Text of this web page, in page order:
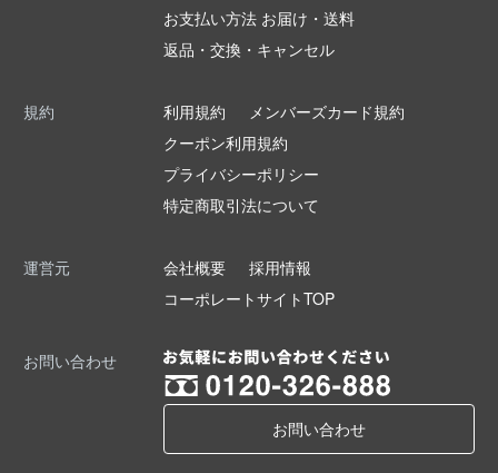
お支払い方法 お届け・送料
返品・交換・キャンセル
規約 利用規約
メンバーズカード規約
クーポン利用規約
プライバシーポリシー
特定商取引法について
運営元 会社概要
採用情報
コーポレートサイトTOP
お問い合わせ
お問い合わせ